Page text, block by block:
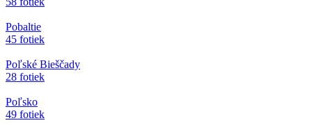
Pobaltie
45 fotiek
Poľské Bieščady
28 fotiek
Poľsko
49 fotiek